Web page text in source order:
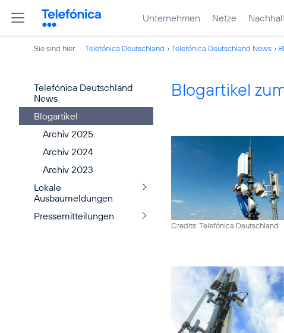
Unternehmen Netze
Sie sind hier: Telefónica Deutschland Telefónica Deutschland News
Telefónica Deutschland
News
Blogartikel
Archiv 2025
Archiv 2024
Archiv 2023
Lokale
Ausbaumeldungen
Pressemitteilungen
Blogartikel
Credits: Telefónica Deutschland